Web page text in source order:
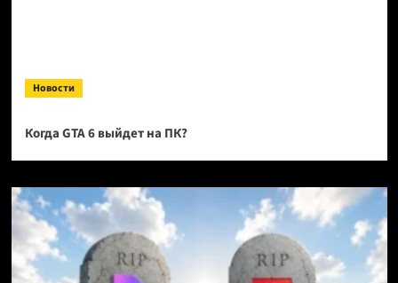
Новости
Когда GTA 6 выйдет на ПК?